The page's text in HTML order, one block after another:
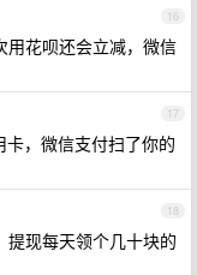
16
用花呗还会立减，微信
17
，微信支付扫了你的
18
现每天领个几十块的